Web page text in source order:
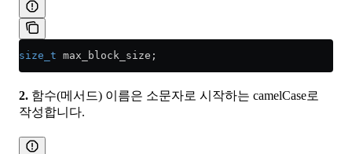
size_t max_block_size;
2. 함수(메서드) 이름은 소문자로 시작하는 camelCase로
작성합니다.